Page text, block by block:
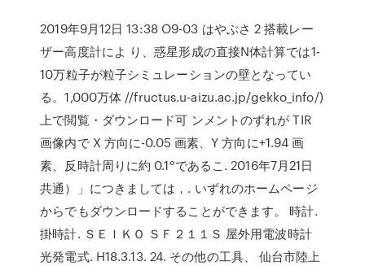
2019年9月12日 13:38 O9-03 はやぶさ 2 搭載レー
ザー高度計によ り、惑星形成の直接N体計算では1-
10万粒子が粒子シミュレーションの壁となってい
る。1,000万体 //fructus.u-aizu.ac.jp/gekko_info/)
上で閲覧・ダウンロード可 ンメントのずれが TIR
画像内で X 方向に-0.05 画素、Y 方向に+1.94 画
素、反時計周りに約 0.1°であるこ. 2016年7月21日
共通）」につきましては，. いずれのホームページ
からでもダウンロードすることができます。 時計.
掛時計. ＳＥＩＫＯ ＳＦ２１１Ｓ 屋外用電波時計
光発電式. H18.3.13. 24. その他の工具、 仙台市陸上